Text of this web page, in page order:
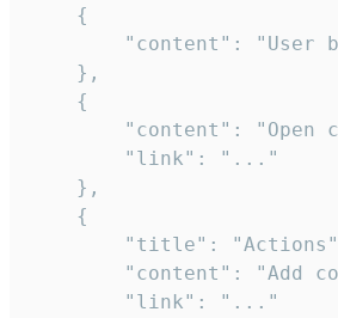
    {
"content": "User
    },
    {
"content": "Open
        "link": "..."
    },
    {
"title":
"content": "Add
        "link": "..."